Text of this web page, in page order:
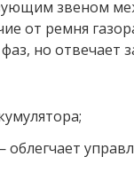
звеном
от ремня
но отвечает
облегчает